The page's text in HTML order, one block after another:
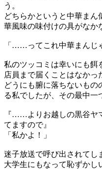
う。
どちらかというと中華まん
華風味の味付けの具がなか
「……ってこれ中華まんじ
私のツッコミは幸いにも餌
店員まで届くことはなかっ
どうにも腑に落ちないもの
る私でしたが、その最中一
『……よりお越しの黒谷ヤ
てますので』
「私かよ！」
迷子放送で呼び出されてし
大学生にもなって恥ずかし